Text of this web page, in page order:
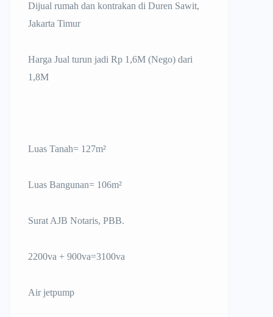
Dijual rumah dan kontrakan di Duren Sawit,
Jakarta Timur
Harga Jual turun jadi Rp 1,6M (Nego) dari
1,8M
Luas Tanah= 127m²
Luas Bangunan= 106m²
Surat AJB Notaris, PBB.
2200va + 900va=3100va
Air jetpump